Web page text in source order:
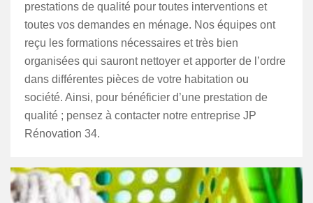
prestations de qualité pour toutes interventions et
toutes vos demandes en ménage. Nos équipes ont
reçu les formations nécessaires et très bien
organisées qui sauront nettoyer et apporter de l’ordre
dans différentes pièces de votre habitation ou
société. Ainsi, pour bénéficier d’une prestation de
qualité ; pensez à contacter notre entreprise JP
Rénovation 34.